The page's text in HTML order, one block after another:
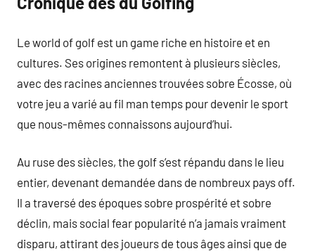
Le world of golf est un game riche en histoire et en
cultures. Ses origines remontent à plusieurs siècles,
avec des racines anciennes trouvées sobre Écosse, où
votre jeu a varié au fil man temps pour devenir le sport
que nous-mêmes connaissons aujourd’hui.
Au ruse des siècles, the golf s’est répandu dans le lieu
entier, devenant demandée dans de nombreux pays off.
Il a traversé des époques sobre prospérité et sobre
déclin, mais social fear popularité n’a jamais vraiment
disparu, attirant des joueurs de tous âges ainsi que de